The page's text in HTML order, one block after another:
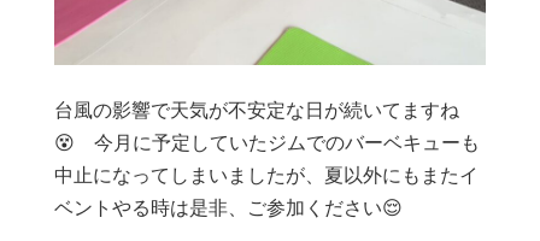
台風の影響で天気が不安定な日が続いてますね
😵 今月に予定していたジムでのバーベキューも
中止になってしまいましたが、夏以外にもまたイ
ベントやる時は是非、ご参加ください😌